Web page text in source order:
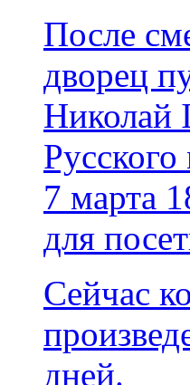
После
дворец
Николай
7 марта
для
Сейчас
дней.